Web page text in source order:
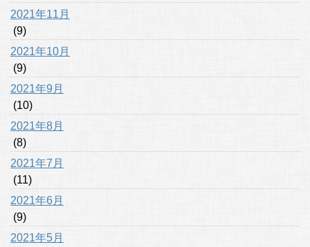
2021年11月
(9)
2021年10月
(9)
2021年9月
(10)
2021年8月
(8)
2021年7月
(11)
2021年6月
(9)
2021年5月